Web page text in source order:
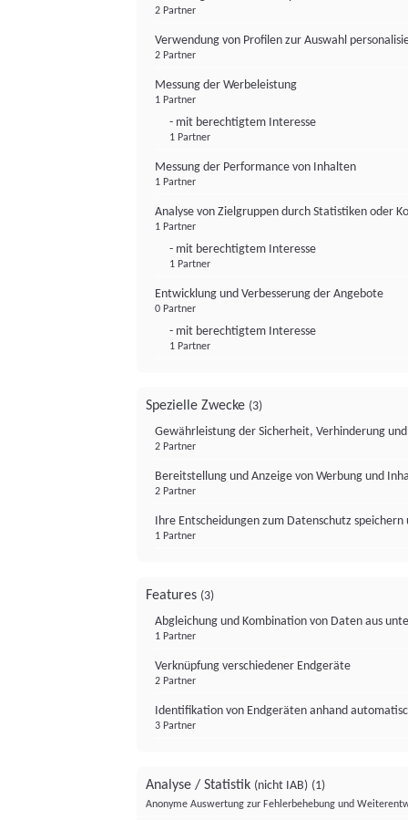
2 Partner
Verwendung von Profilen zur Auswahl
2 Partner
Messung der Werbeleistung
1 Partner
- mit berechtigtem Interesse
1 Partner
Messung der Performance von Inhalten
1 Partner
Analyse von Zielgruppen durch Statistiken oder
1 Partner
- mit berechtigtem Interesse
1 Partner
Entwicklung und Verbesserung der Angebote
0 Partner
- mit berechtigtem Interesse
1 Partner
Spezielle Zwecke (3)
Gewährleistung der Sicherheit, Verhinderung
2 Partner
Bereitstellung und Anzeige von Werbung und
2 Partner
Ihre Entscheidungen zum Datenschutz
1 Partner
Features (3)
Abgleichung und Kombination von Daten aus
1 Partner
Verknüpfung verschiedener Endgeräte
2 Partner
Identifikation von Endgeräten anhand
3 Partner
Analyse / Statistik (nicht IAB) (1)
Anonyme Auswertung zur Fehlerbehebung und